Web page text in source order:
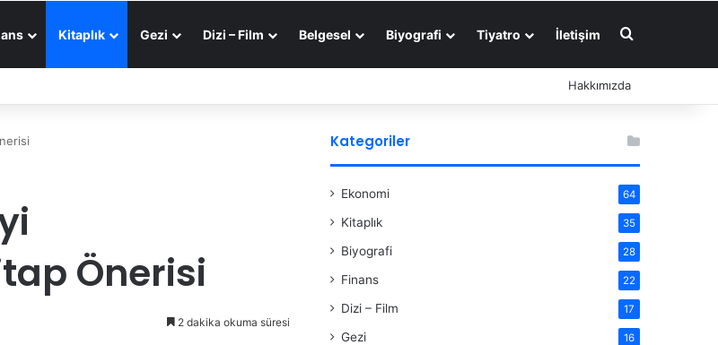
Kitaplık Gezi Dizi – Film Belgesel Biyografi Tiyatro İletişim Arama yap
Hakkımızda
Önerisi
2 dakika okuma süresi
Kategoriler
Ekonomi 64
Kitaplık 35
Biyografi 28
Finans 22
Dizi – Film 17
Gezi 16